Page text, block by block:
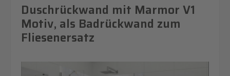
Duschrückwand mit Marmor V1
Motiv, als Badrückwand zum
Fliesenersatz